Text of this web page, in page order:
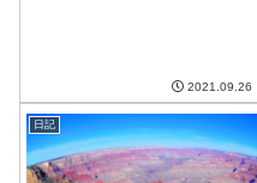
2021.09.26
日記